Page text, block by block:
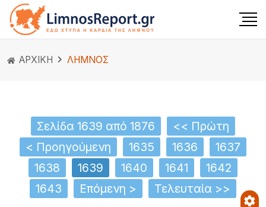
ΑΡΧΙΚΗ ΛΗΜΝΟΣ
Σελίδα 1639 από 1876
<< Πρώτη
< Προηγούμενη
1635 1636
1637
1638
1639 1640 1641
1642
1643
Επόμενη > Τελευταία >>